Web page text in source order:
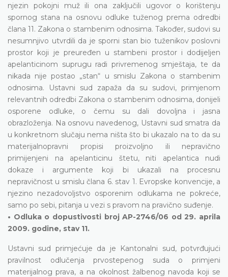
njezin pokojni muž ili ona zaključili ugovor o korištenju
spornog stana na osnovu odluke tuženog prema odredbi
člana 11. Zakona o stambenim odnosima. Također, sudovi su
nesumnjivo utvrdili da je sporni stan bio tuženikov poslovni
prostor koji je preuređen u stambeni prostor i dodijeljen
apelanticinom suprugu radi privremenog smještaja, te da
nikada nije postao „stan“ u smislu Zakona o stambenim
odnosima. Ustavni sud zapaža da su sudovi, primjenom
relevantnih odredbi Zakona o stambenim odnosima, donijeli
osporene odluke, o čemu su dali dovoljna i jasna
obrazloženja. Na osnovu navedenog, Ustavni sud smatra da
u konkretnom slučaju nema ništa što bi ukazalo na to da su
materijalnopravni propisi proizvoljno ili nepravično
primijenjeni na apelanticinu štetu, niti apelantica nudi
dokaze i argumente koji bi ukazali na procesnu
nepravičnost u smislu člana 6. stav 1. Evropske konvencije, a
njezino nezadovoljstvo osporenim odlukama ne pokreće,
samo po sebi, pitanja u vezi s pravom na pravično suđenje.
• Odluka o dopustivosti broj AP-2746/06 od 29. aprila
2009. godine, stav 11.
Ustavni sud primjećuje da je Kantonalni sud, potvrđujući
pravilnost odlučenja prvostepenog suda o primjeni
materijalnog prava, a na okolnost žalbenog navoda koji se